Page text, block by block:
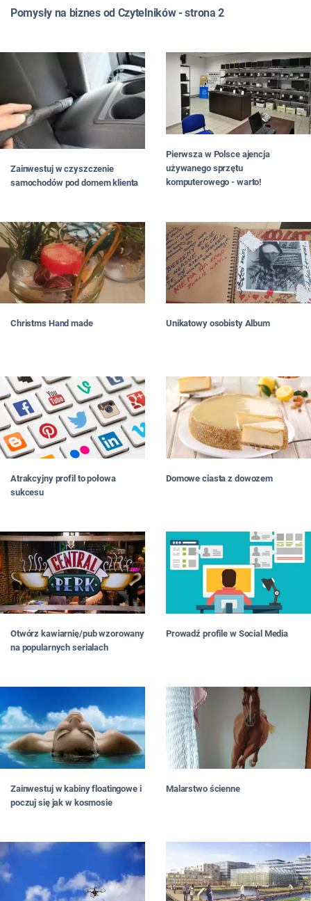
FRANCZYZA
JAKI BIZNES PROWADZIĆ
W MIEŚCIE
DLA PAŃ
NA WSI
W DOMU
#RATUJBIZNES
Pomysły na biznes od Czytelników - strona 2
Zainwestuj w czyszczenie
samochodów pod domem klienta
Pierwsza w Polsce ajencja
używanego sprzętu
komputerowego - warto!
Christms Hand made Unikatowy osobisty Album
Atrakcyjny profil to połowa
sukcesu
Domowe ciasta z dowozem
Otwórz kawiarnię/pub wzorowany
na popularnych serialach
Prowadź profile w Social Media
Zainwestuj w kabiny floatingowe i
poczuj się jak w kosmosie
Malarstwo ścienne